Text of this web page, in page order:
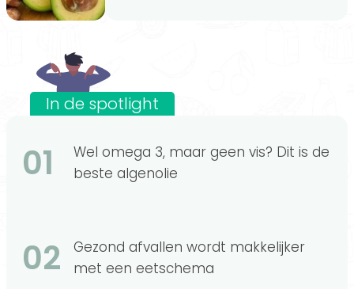
In de spotlight
01
Wel omega 3, maar geen vis? Dit is de
beste algenolie
02
Gezond afvallen wordt makkelijker
met een eetschema